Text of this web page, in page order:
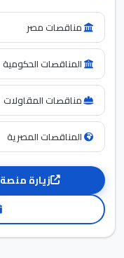
مناقصات مصر
المناقصات الحكومية
مناقصات المقاولات
المناقصات المصرية
زيارة منصة BidBook لأحدث مناقصات مصر